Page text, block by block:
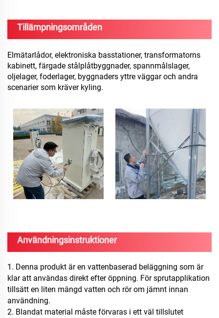
Tillämpningsområden
Elmätarlådor, elektroniska basstationer, transformatorns
kabinett, färgade stålplåtbyggnader, spannmålslager,
oljelager, foderlager, byggnaders yttre väggar och andra
scenarier som kräver kyling.
Användningsinstruktioner
1. Denna produkt är en vattenbaserad beläggning som är
klar att användas direkt efter öppning. För sprutapplikation
tillsätt en liten mängd vatten och rör om jämnt innan
användning.
2. Blandat material måste förvaras i ett väl tillslutet